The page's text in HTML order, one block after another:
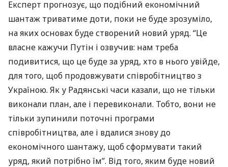
Експерт прогнозує, що подібний економічний
шантаж триватиме доти, поки не буде зрозуміло,
на яких основах буде створений новий уряд. “Це
власне кажучи Путін і озвучив: нам треба
подивитися, що це буде за уряд, хто в нього увійде,
для того, щоб продовжувати співробітництво з
Україною. Як у Радянські часи казали, що не тільки
виконали план, але і перевиконали. Тобто, вони не
тільки зупинили поточні програми
співробітництва, але і вдалися знову до
економічного шантажу, щоб сформувати такий
уряд, який потрібно їм”. Від того, яким буде новий